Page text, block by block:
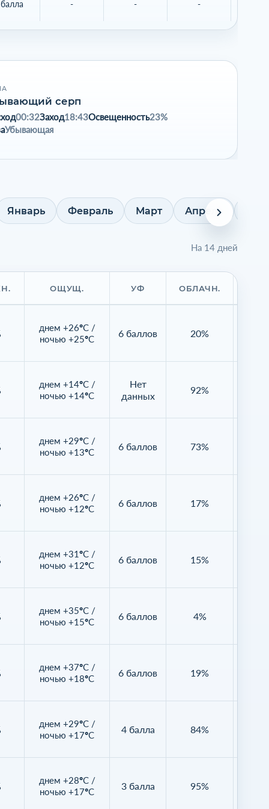
- - -
серп
00:32Заход18:43Освещенность23%
Убывающая
Январь Февраль Март Апрель
На 14 дней
ОЩУЩ. УФ ОБЛАЧН.
днем +26°C /
ночью +25°C
6 баллов 20%
днем +14°C /
ночью +14°C
Нет
данных
92%
днем +29°C /
ночью +13°C
6 баллов 73%
днем +26°C /
ночью +12°C
6 баллов 17%
днем +31°C /
ночью +12°C
6 баллов 15%
днем +35°C /
ночью +15°C
6 баллов 4%
днем +37°C /
ночью +18°C
6 баллов 19%
днем +29°C /
ночью +17°C
4 балла 84%
днем +28°C /
ночью +17°C
3 балла 95%